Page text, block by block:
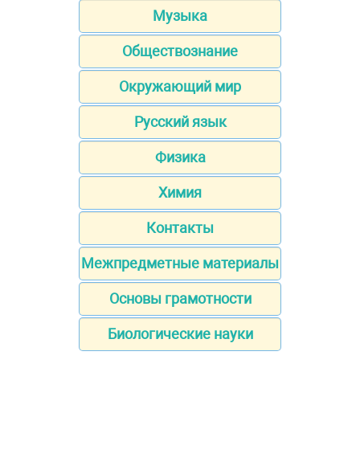
Музыка
Обществознание
Окружающий мир
Русский язык
Физика
Химия
Контакты
Межпредметные материалы
Основы грамотности
Биологические науки